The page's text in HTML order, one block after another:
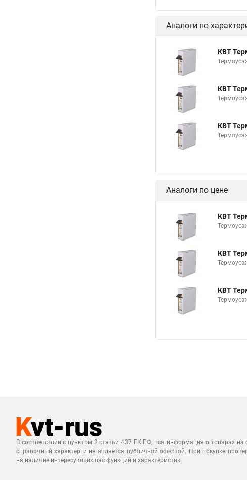
Аналоги по
КВТ
КВТ
КВТ
Аналоги по цене
КВТ
КВТ
КВТ
В соответствии с пунктом 2 статьи 437 ГК РФ, вся информация о товарах на
справочный характер и не является публичной офертой. При покупке
на наличие интересующих вас функций и характеристик.